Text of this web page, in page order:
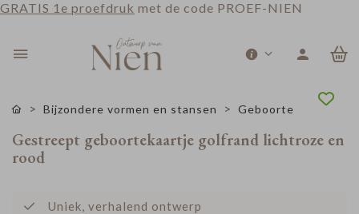
GRATIS 1e proefdruk met de code PROEF-NIEN
Bijzondere vormen en stansen Geboorte
Gestreept geboortekaartje golfrand lichtroze en
rood
Uniek, verhalend ontwerp